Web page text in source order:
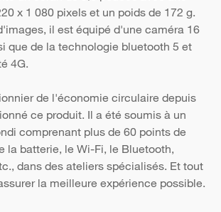
x 1 080 pixels et un poids de 172 g.
il est équipé d'une caméra 16
que de la technologie bluetooth 5 et
4G.
de l'économie circulaire depuis
ce produit. Il a été soumis à un
comprenant plus de 60 points de
la batterie, le Wi-Fi, le Bluetooth,
dans des ateliers spécialisés. Et tout
la meilleure expérience possible.